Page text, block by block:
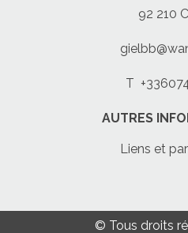
92 210
T
AUTRES
Liens et
© Tous droits